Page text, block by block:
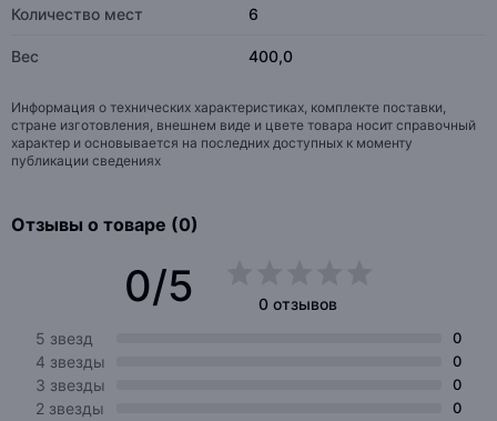
Количество мест 6
Вес 400,0
Информация о технических характеристиках, комплекте поставки,
стране изготовления, внешнем виде и цвете товара носит справочный
характер и основывается на последних доступных к моменту
публикации сведениях
Отзывы о товаре (0)
0/5
0 отзывов
5 звезд
0
4 звезды 0
3 звезды 0
2 звезды 0